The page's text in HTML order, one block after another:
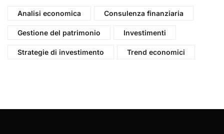
Analisi economica Consulenza finanziaria
Gestione del patrimonio Investimenti
Strategie di investimento Trend economici